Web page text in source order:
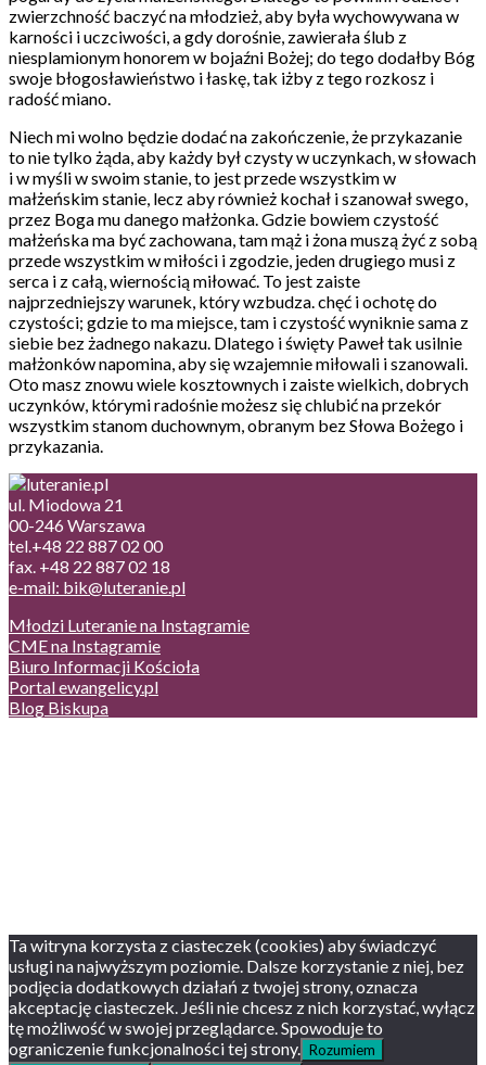
zwierzchność baczyć na młodzież, aby była wychowywana w
karności i uczciwości, a gdy dorośnie, zawierała ślub z
niesplamionym honorem w bojaźni Bożej; do tego dodałby Bóg
swoje błogosławieństwo i łaskę, tak iżby z tego rozkosz i
radość miano.
Niech mi wolno będzie dodać na zakończenie, że przykazanie
to nie tylko żąda, aby każdy był czysty w uczynkach, w słowach
i w myśli w swoim stanie, to jest przede wszystkim w
małżeńskim stanie, lecz aby również kochał i szanował swego,
przez Boga mu danego małżonka. Gdzie bowiem czystość
małżeńska ma być zachowana, tam mąż i żona muszą żyć z sobą
przede wszystkim w miłości i zgodzie, jeden drugiego musi z
serca i z całą, wiernością miłować. To jest zaiste
najprzedniejszy warunek, który wzbudza. chęć i ochotę do
czystości; gdzie to ma miejsce, tam i czystość wyniknie sama z
siebie bez żadnego nakazu. Dlatego i święty Paweł tak usilnie
małżonków napomina, aby się wzajemnie miłowali i szanowali.
Oto masz znowu wiele kosztownych i zaiste wielkich, dobrych
uczynków, którymi radośnie możesz się chlubić na przekór
wszystkim stanom duchownym, obranym bez Słowa Bożego i
przykazania.
ul. Miodowa 21
00-246 Warszawa
tel.+48 22 887 02 00
fax. +48 22 887 02 18
e-mail: bik@luteranie.pl
Młodzi Luteranie na Instagramie
CME na Instagramie
Biuro Informacji Kościoła
Portal ewangelicy.pl
Blog Biskupa
Ta witryna korzysta z ciasteczek (cookies) aby świadczyć
usługi na najwyższym poziomie. Dalsze korzystanie z niej, bez
podjęcia dodatkowych działań z twojej strony, oznacza
akceptację ciasteczek. Jeśli nie chcesz z nich korzystać, wyłącz
tę możliwość w swojej przeglądarce. Spowoduje to
ograniczenie funkcjonalności tej strony. Rozumiem